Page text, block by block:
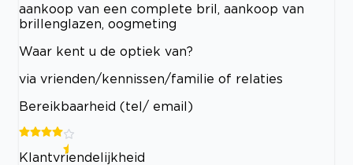
aankoop van een complete bril, aankoop van
brillenglazen, oogmeting
Waar kent u de optiek van?
via vrienden/kennissen/familie of relaties
Bereikbaarheid (tel/ email)
Klantvriendelijkheid